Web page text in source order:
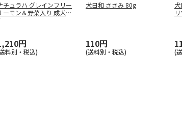
チュラハ グレインフリー
ーモン＆野菜入り 成犬用
小
円
料別・税込)
犬日和 ささみ 80g
110円
(送料別・税込) (